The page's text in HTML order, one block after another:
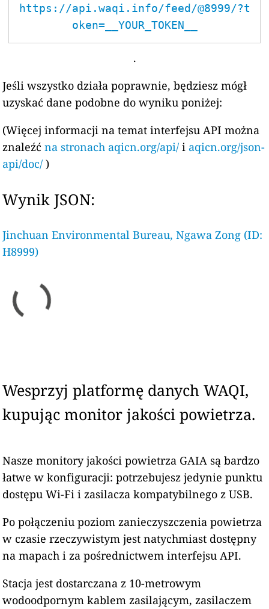
https://api.waqi.info/feed/@8999/?t
oken=__YOUR_TOKEN__
.
Jeśli wszystko działa poprawnie, będziesz mógł
uzyskać dane podobne do wyniku poniżej:
(Więcej informacji na temat interfejsu API można
znaleźćna stronach aqicn.org/api/ i aqicn.org/json-
api/doc/ )
Wynik JSON:
Jinchuan Environmental Bureau, Ngawa Zong (ID:
H8999)
Wesprzyj platformę danych WAQI,
kupując monitor jakości powietrza.
Nasze monitory jakości powietrza GAIA są bardzo
łatwe w konfiguracji: potrzebujesz jedynie punktu
dostępu Wi-Fi i zasilacza kompatybilnego z USB.
Po połączeniu poziom zanieczyszczenia powietrza
w czasie rzeczywistym jest natychmiast dostępny
na mapach i za pośrednictwem interfejsu API.
Stacja jest dostarczana z 10-metrowym
wodoodpornym kablem zasilającym, zasilaczem